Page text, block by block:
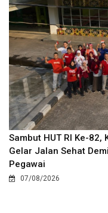
Sambut HUT RI Ke-82,
Gelar Jalan Sehat
Pegawai
07/08/2026